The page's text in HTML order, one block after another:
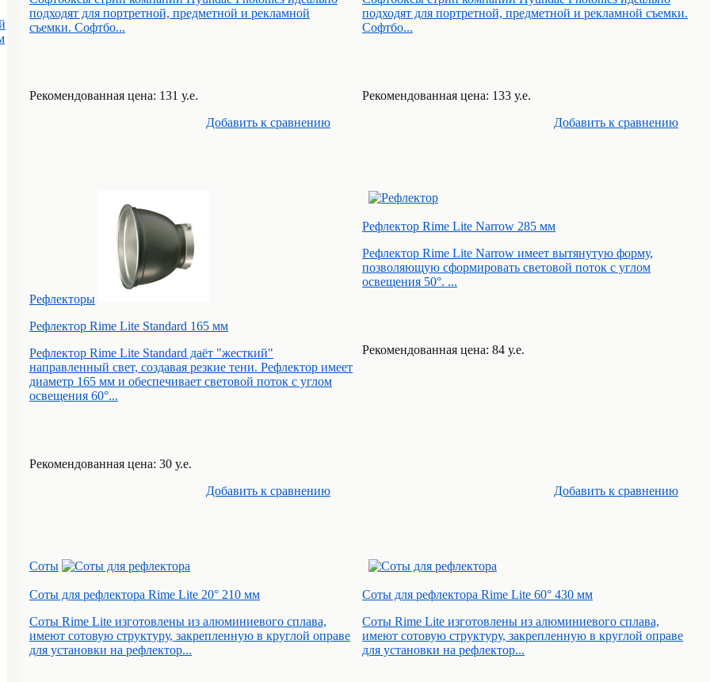
подходят для портретной, предметной и рекламной
съемки. Софтбо...
Рекомендованная цена: 131 у.е.
подходят для портретной, предметной и рекламной съемки.
Софтбо...
Рекомендованная цена: 133 у.е.
Добавить к cравнению
Добавить к cравнению
Рефлекторы
Рефлектор Rime Lite Standard 165 мм
Рефлектор Rime Lite Standard даёт "жесткий"
направленный свет, создавая резкие тени. Рефлектор имеет
диаметр 165 мм и обеспечивает световой поток с углом
освещения 60°...
Рекомендованная цена: 30 у.е.
Рефлектор Rime Lite Narrow 285 мм
Рефлектор Rime Lite Narrow имеет вытянутую форму,
позволяющую сформировать световой поток с углом
освещения 50°. ...
Рекомендованная цена: 84 у.е.
Добавить к cравнению Добавить к cравнению
Соты
Соты для рефлектора Rime Lite 20° 210 мм
Соты Rime Lite изготовлены из алюминиевого сплава,
имеют сотовую структуру, закрепленную в круглой оправе
для установки на рефлектор...
Соты для рефлектора Rime Lite 60° 430 мм
Соты Rime Lite изготовлены из алюминиевого сплава,
имеют сотовую структуру, закрепленную в круглой оправе
для установки на рефлектор...